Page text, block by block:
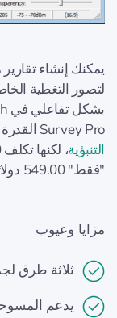
يمكنك إنشاء
لتصور التغطية
Survey Pro القدرة على إجراء
التنبؤية
"فقط" 549.00 دولارًا).
مزايا وعيوب
ثلاثة طرق
يدعم